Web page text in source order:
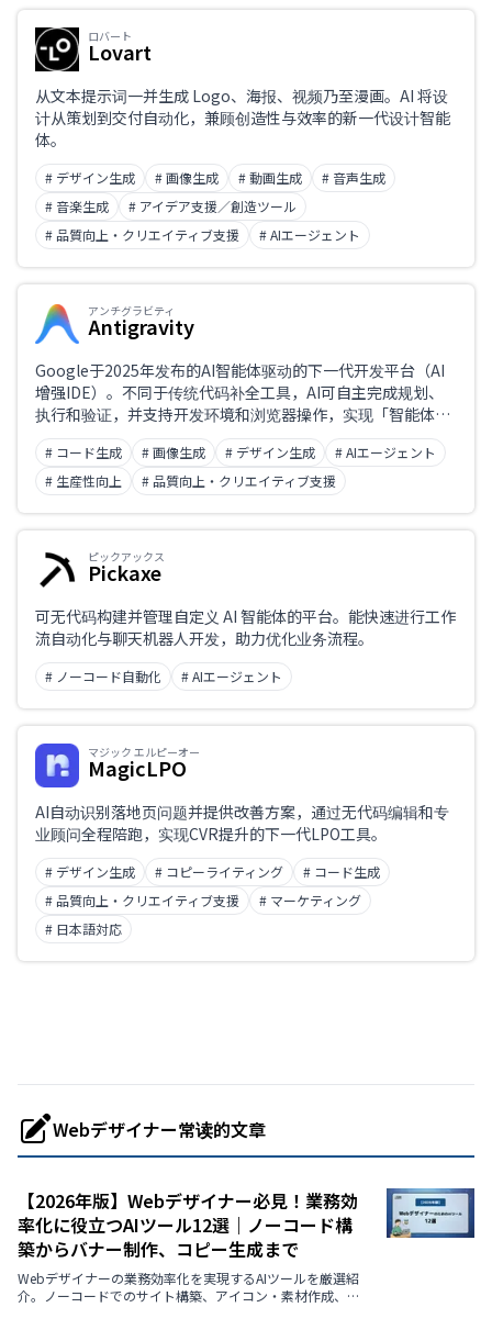
ロバート
Lovart
从文本提示词一并生成 Logo、海报、视频乃至漫画。AI 将设
计从策划到交付自动化，兼顾创造性与效率的新一代设计智能
体。
# デザイン生成 # 画像生成 # 動画生成
# 音声生成
# 音楽生成
# アイデア支援／創造ツール
# 品質向上・クリエイティブ支援
# AIエージェント
アンチグラビティ
Antigravity
Google于2025年发布的AI智能体驱动的下一代开发平台（AI
增强IDE）。不同于传统代码补全工具，AI可自主完成规划、
执行和验证，并支持开发环境和浏览器操作，实现「智能体优
先」的软件开发。以免费公开预览版提供，可与Gemini 3等多
种AI模型集成。
# コード生成 # 画像生成 # デザイン生成
# AIエージェント
# 生産性向上
# 品質向上・クリエイティブ支援
ピックアックス
Pickaxe
可无代码构建并管理自定义 AI 智能体的平台。能快速进行工作
流自动化与聊天机器人开发，助力优化业务流程。
# ノーコード自動化 # AIエージェント
マジック エルピーオー
MagicLPO
AI自动识别落地页问题并提供改善方案，通过无代码编辑和专
业顾问全程陪跑，实现CVR提升的下一代LPO工具。
# デザイン生成 # コピーライティング
# コード生成
# 品質向上・クリエイティブ支援
# マーケティング
# 日本語対応
Webデザイナー常读的文章
【2026年版】Webデザイナー必見！業務効
率化に役立つAIツール12選｜ノーコード構
築からバナー制作、コピー生成まで
Webデザイナーの業務効率化を実現するAIツールを厳選紹
介。ノーコードでのサイト構築、アイコン・素材作成、バ